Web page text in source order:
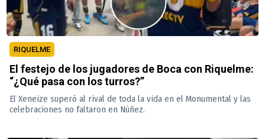
RIQUELME
El festejo de los jugadores de Boca con Riquelme:
“¿Qué pasa con los turros?”
El Xeneize superó al rival de toda la vida en el Monumental y las
celebraciones no faltaron en Núñez.